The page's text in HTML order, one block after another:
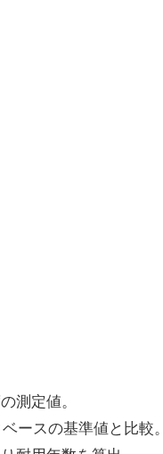
測定値。
ースの基準値と比較。